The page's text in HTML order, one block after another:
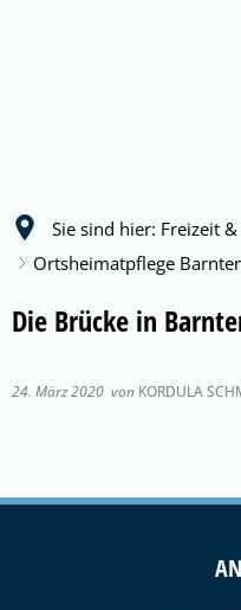
Sie sind hier: Freizeit
Ortsheimatpflege
Die Brücke in
24. März 2020 von KORDULA